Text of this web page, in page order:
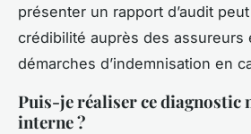
présenter un rapport d’audit
crédibilité auprès des assureurs
démarches d’indemnisation en
Puis-je réaliser ce diagnostic
interne ?